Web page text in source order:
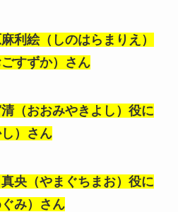
利絵（しのはらまりえ）
すずか）さん
（おおみやきよし）役に
）さん
央（やまぐちまお）役に
み）さん